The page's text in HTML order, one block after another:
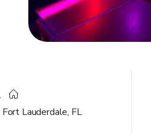
Fort Lauderdale, FL